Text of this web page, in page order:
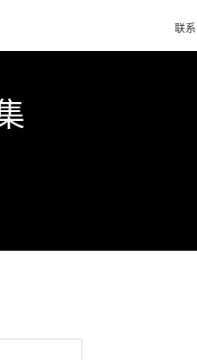
联系